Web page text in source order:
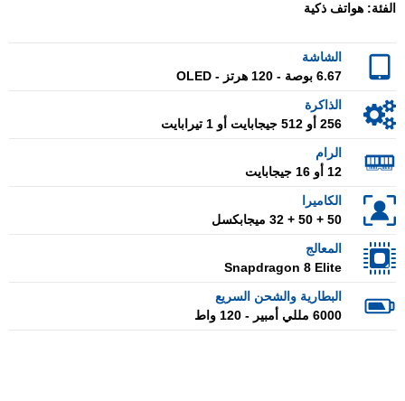
الفئة: هواتف ذكية
الشاشة
6.67 بوصة - 120 هرتز - OLED
الذاكرة
256 أو 512 جيجابايت أو 1 تيرابايت
الرام
12 أو 16 جيجابايت
الكاميرا
50 + 50 + 32 ميجابكسل
المعالج
Snapdragon 8 Elite
البطارية والشحن السريع
6000 مللي أمبير - 120 واط